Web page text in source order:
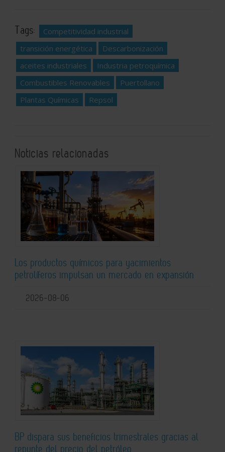
Tags:
Competitividad industrial
transición energética
Descarbonización
aceites industriales
Industria petroquímica
Combustibles Renovables
Puertollano
Plantas Químicas
Repsol
Noticias relacionadas
Los productos químicos para yacimientos
petrolíferos impulsan un mercado en expansión
2026-08-06
BP dispara sus beneficios trimestrales gracias al
repunte del precio del petróleo